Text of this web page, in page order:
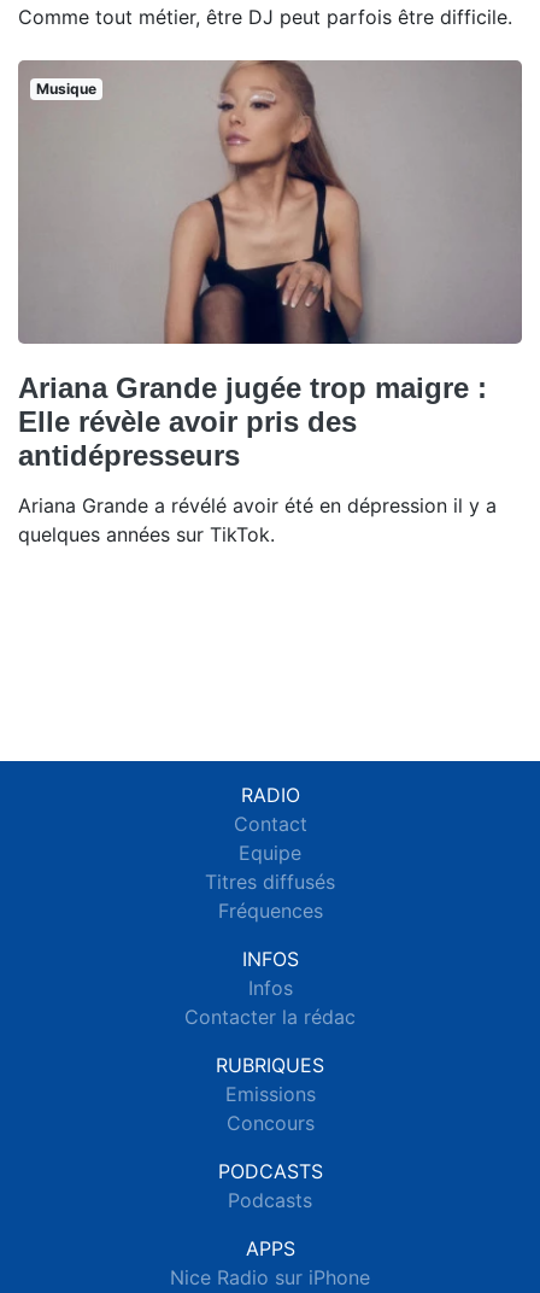
Comme tout métier, être DJ peut parfois être difficile.
Musique
Ariana Grande jugée trop maigre :
Elle révèle avoir pris des
antidépresseurs
Ariana Grande a révélé avoir été en dépression il y a
quelques années sur TikTok.
RADIO
Contact
Equipe
Titres diffusés
Fréquences
INFOS
Infos
Contacter la rédac
RUBRIQUES
Emissions
Concours
PODCASTS
Podcasts
APPS
Nice Radio sur iPhone